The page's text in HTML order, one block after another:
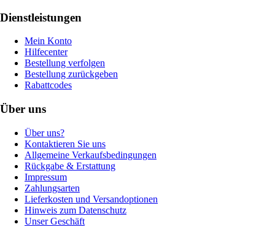
Dienstleistungen
Mein Konto
Hilfecenter
Bestellung verfolgen
Bestellung zurückgeben
Rabattcodes
Über uns
Über uns?
Kontaktieren Sie uns
Allgemeine Verkaufsbedingungen
Rückgabe & Erstattung
Impressum
Zahlungsarten
Lieferkosten und Versandoptionen
Hinweis zum Datenschutz
Unser Geschäft